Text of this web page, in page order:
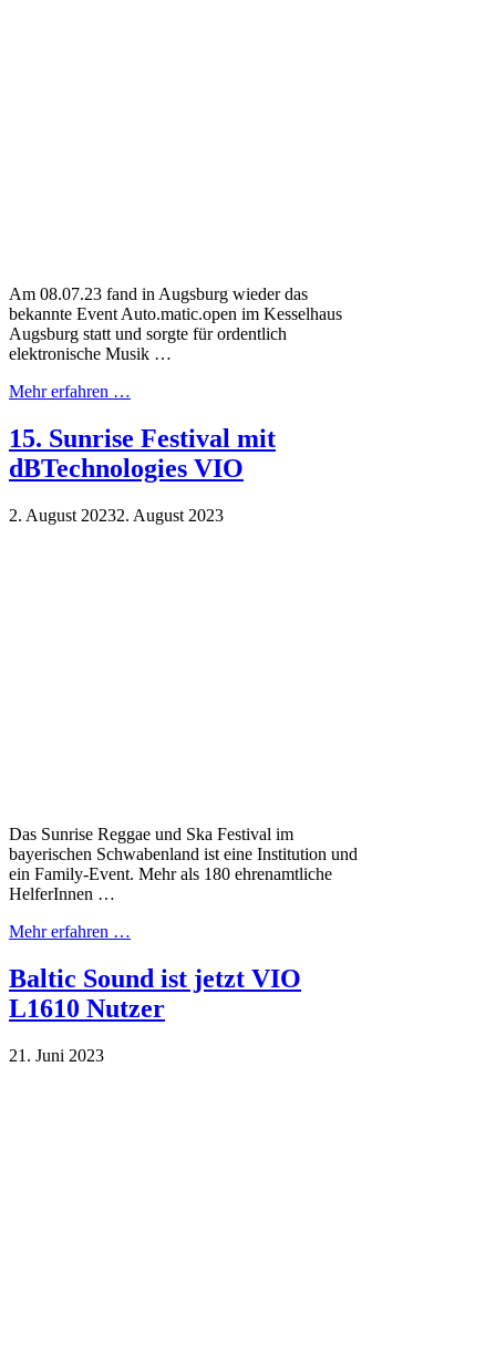
Am 08.07.23 fand in Augsburg wieder das
bekannte Event Auto.matic.open im Kesselhaus
Augsburg statt und sorgte für ordentlich
elektronische Musik …
Mehr erfahren …
15. Sunrise Festival mit
dBTechnologies VIO
2. August 20232. August 2023
Das Sunrise Reggae und Ska Festival im
bayerischen Schwabenland ist eine Institution und
ein Family-Event. Mehr als 180 ehrenamtliche
HelferInnen …
Mehr erfahren …
Baltic Sound ist jetzt VIO
L1610 Nutzer
21. Juni 2023